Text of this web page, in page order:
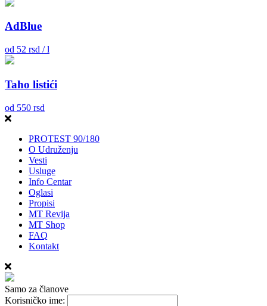
AdBlue
od 52 rsd / l
Taho listići
od 550 rsd
PROTEST 90/180
O Udruženju
Vesti
Usluge
Info Centar
Oglasi
Propisi
MT Revija
MT Shop
FAQ
Kontakt
Samo za članove
Korisničko ime: